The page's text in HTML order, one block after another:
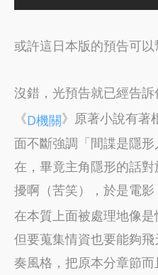
或許這日本版的預告可以
沒錯，光預告就已經告
《D機關》原著小說有著
面不斷強調「間諜是隱
在，畢竟主角隱形的話
擾啊（苦笑），於是電影
在本質上面被處理地像
但要蒐集情資也要能夠
奏風格，把原本分章節